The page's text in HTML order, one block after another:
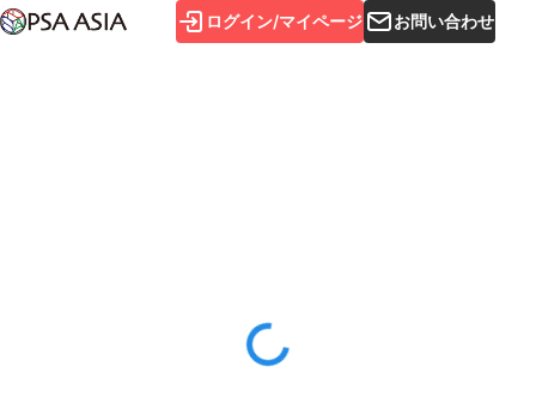
ログイン/マイページ お問い合わせ